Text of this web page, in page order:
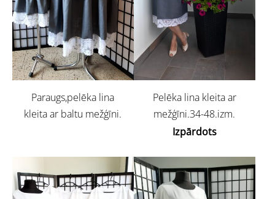
Paraugs,pelēka lina
kleita ar baltu mežģīni.
Pelēka lina kleita ar
mežģīni.34-48.izm.
Izpārdots